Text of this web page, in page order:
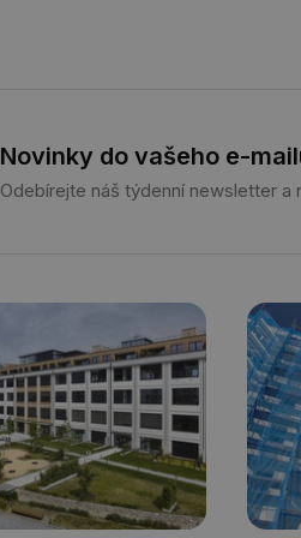
Novinky do vašeho e-
Odebírejte náš týdenní newsletter a
Nezbytně
g_state
g_csrf_token
id